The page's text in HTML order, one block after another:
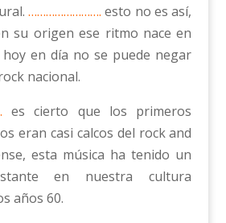
……………………. esto no es así,
su origen ese ritmo nace en
hoy en día no se puede negar
nacional.
es cierto que los primeros
eran casi calcos del rock and
esta música ha tenido un
en nuestra cultura
años 60.